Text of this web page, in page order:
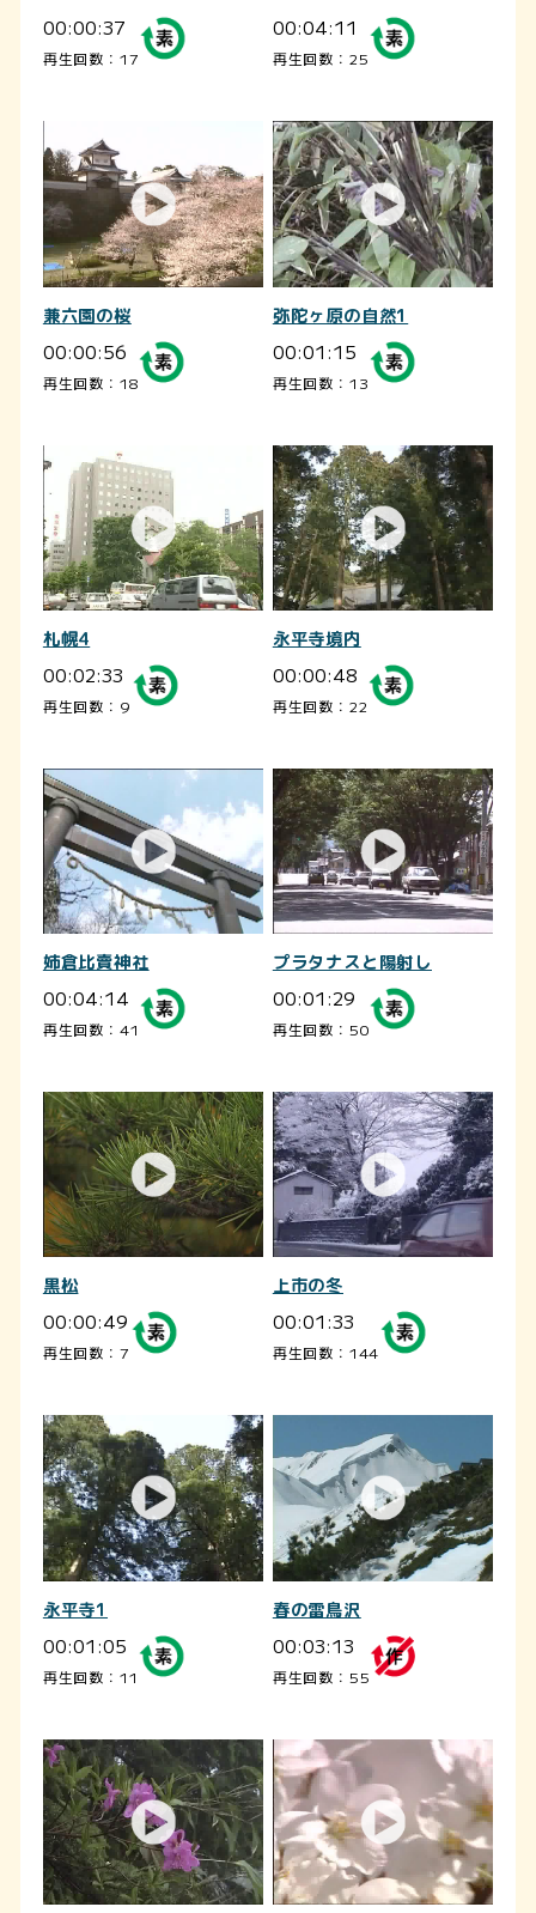
00:00:37
再生回数：17
00:04:11
再生回数：25
兼六園の桜
00:00:56
再生回数：18
弥陀ヶ原の自然1
00:01:15
再生回数：13
札幌4
00:02:33
再生回数：9
永平寺境内
00:00:48
再生回数：22
姉倉比賣神社
00:04:14
再生回数：41
プラタナスと陽射し
00:01:29
再生回数：50
黒松
00:00:49
再生回数：7
上市の冬
00:01:33
再生回数：144
永平寺1
00:01:05
再生回数：11
春の雷鳥沢
00:03:13
再生回数：55